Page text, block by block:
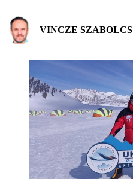
VINCZE SZABOLCS